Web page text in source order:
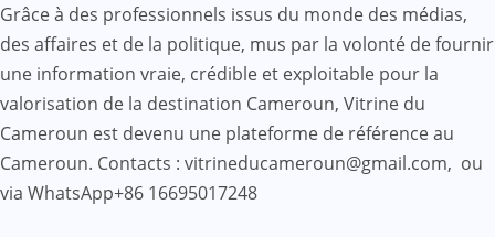
Grâce à des professionnels issus du monde des médias,
des affaires et de la politique, mus par la volonté de fournir
une information vraie, crédible et exploitable pour la
valorisation de la destination Cameroun, Vitrine du
Cameroun est devenu une plateforme de référence au
Cameroun. Contacts : vitrineducameroun@gmail.com, ou
via WhatsApp+86 16695017248